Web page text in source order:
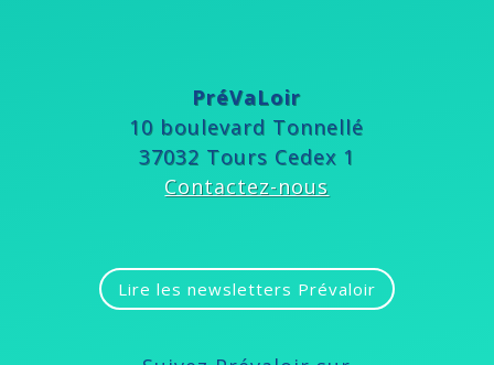
PréVaLoir
10 boulevard Tonnellé
37032 Tours Cedex 1
Contactez-nous
Lire les newsletters Prévaloir